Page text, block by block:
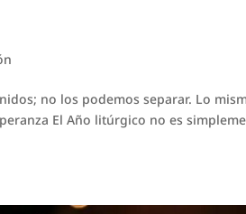
no los podemos separar. Lo
El Año litúrgico no es